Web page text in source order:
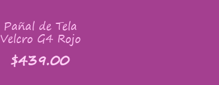
Pañal de Tela
Velcro G4 Rojo
$439.00